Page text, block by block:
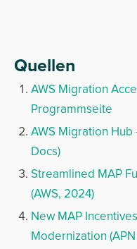
Quellen
AWS Migration
Programmseite
AWS Migration Hub
Docs)
Streamlined MAP
(AWS, 2024)
New MAP
Modernization